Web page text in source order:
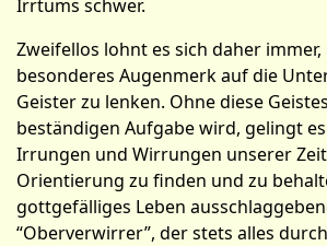
Irrtums schwer.
Zweifellos lohnt es sich daher
besonderes Augenmerk auf die
Geister zu lenken. Ohne diese
beständigen Aufgabe wird, gelingt
Irrungen und Wirrungen unserer
Orientierung zu finden und zu
gottgefälliges Leben
“Oberverwirrer”, der stets alles